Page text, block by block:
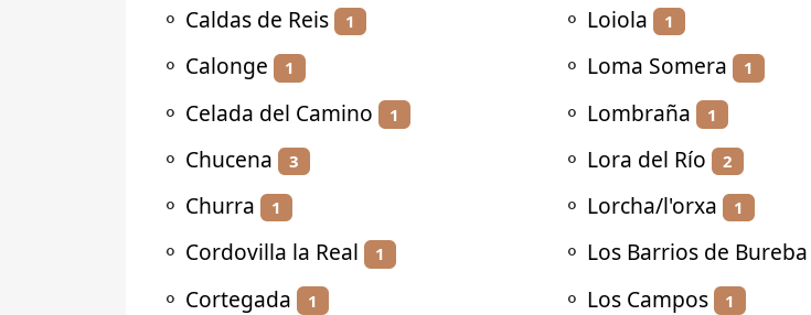
⚬ Caldas de Reis 1
⚬ Calonge 1
⚬ Celada del Camino 1
⚬ Chucena 3
⚬ Churra 1
⚬ Cordovilla la Real 1
⚬ Cortegada 1
⚬ Loiola 1
⚬ Loma Somera 1
⚬ Lombraña 1
⚬ Lora del Río 2
⚬ Lorcha/l'orxa 1
⚬ Los Barrios de Bureba
⚬ Los Campos 1